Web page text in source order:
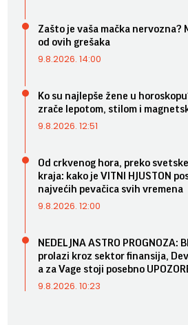
Zašto je vaša mačka nervozna?
od ovih grešaka
9.8.2026. 14:00
Ko su najlepše žene u
zrače lepotom, stilom i
9.8.2026. 12:51
Od crkvenog hora, preko
kraja: kako je VITNI HJUSTON
najvećih pevačica svih vremena
9.8.2026. 12:00
NEDELJNA ASTRO PROGNOZA:
prolazi kroz sektor finansija,
a za Vage stoji posebno
9.8.2026. 10:23